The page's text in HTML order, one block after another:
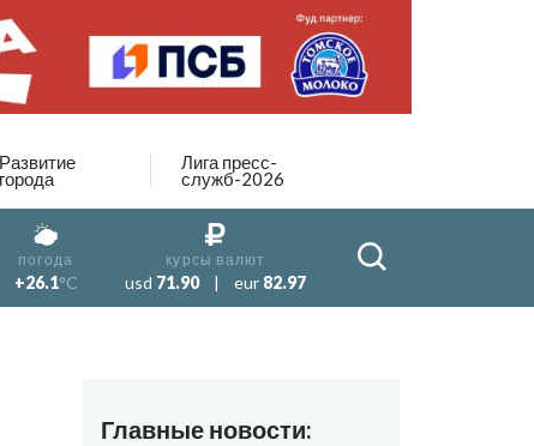
Развитие
города
Лига пресс-
служб-2026
погода
+26.1°C
курсы валют
usd 71.90 | eur 82.97
Главные новости: